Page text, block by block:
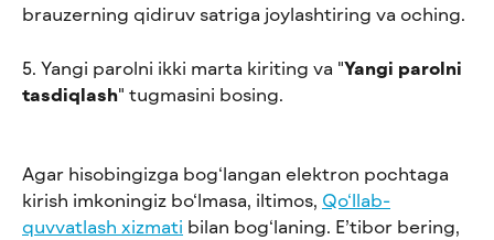
brauzerning qidiruv satriga joylashtiring va oching.
5. Yangi parolni ikki marta kiriting va "Yangi parolni
tasdiqlash" tugmasini bosing.
Agar hisobingizga bog‘langan elektron pochtaga
kirish imkoningiz bo‘lmasa, iltimos, Qo‘llab-
quvvatlash xizmati bilan bog‘laning. E’tibor bering,